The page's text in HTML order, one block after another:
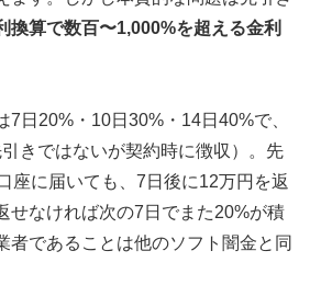
換算で数百〜1,000%を超える金利
7日20%・10日30%・14日40%で、
きではないが契約時に徴収）。先
座に届いても、7日後に12万円を返
せなければ次の7日でまた20%が積
者であることは他のソフト闇金と同